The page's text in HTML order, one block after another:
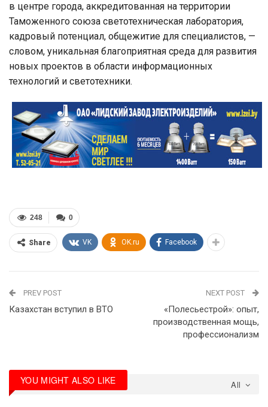
в центре города, аккредитованная на территории
Таможенного союза светотехническая лаборатория,
кадровый потенциал, общежитие для специалистов, —
словом, уникальная благоприятная среда для развития
новых проектов в области информационных
технологий и светотехники.
0
248
Share VK OK.ru Facebook
PREV POST
Казахстан вступил в ВТО
NEXT POST
«Полесьестрой»: опыт,
производственная мощь,
профессионализм
All
YOU MIGHT ALSO LIKE